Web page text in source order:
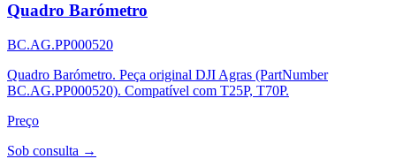
Quadro Barómetro
BC.AG.PP000520
Quadro Barómetro. Peça original DJI Agras (PartNumber
BC.AG.PP000520). Compatível com T25P, T70P.
Preço
Sob consulta →